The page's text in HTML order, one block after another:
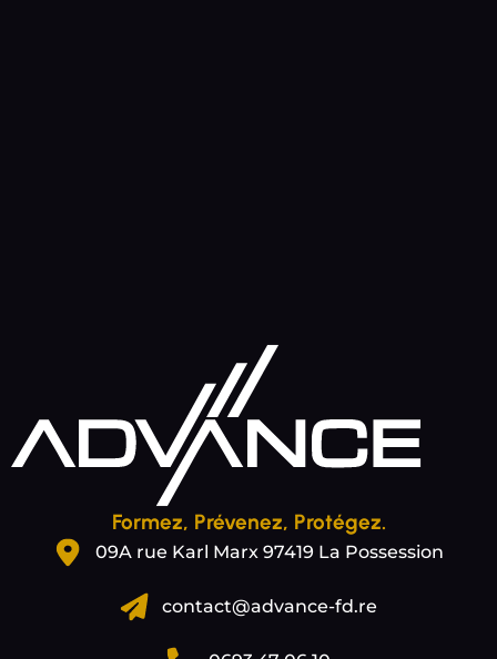
Formez, Prévenez, Protégez.
09A rue Karl Marx 97419 La Possession
contact@advance-fd.re